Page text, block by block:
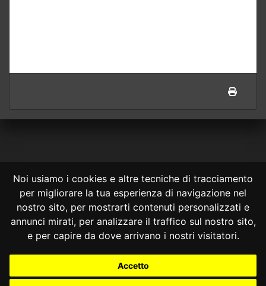
Noi usiamo i cookies e altre tecniche di tracciamento
per migliorare la tua esperienza di navigazione nel
nostro sito, per mostrarti contenuti personalizzati e
annunci mirati, per analizzare il traffico sul nostro sito,
e per capire da dove arrivano i nostri visitatori.
Accetto
CONSULTA ONLINE DAL 1995 -NOTE LEGALI
Consulta OnLine non ha prodotto e non è responsabile per i contenuti e
le informazioni legali di siti collegati.
costituisce una relazione di consulenza legale.
Nessuno deve confidare o agire in base alle informazioni disponibili in